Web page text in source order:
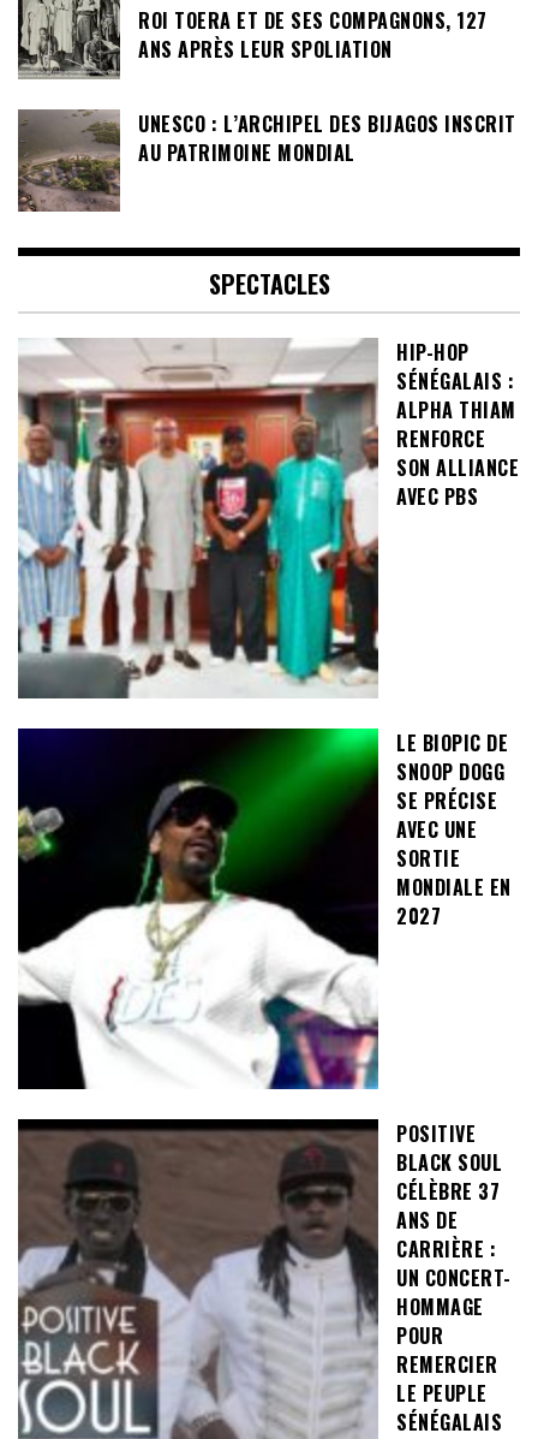
ROI TOERA ET DE SES COMPAGNONS, 127
ANS APRÈS LEUR SPOLIATION
UNESCO : L’ARCHIPEL DES BIJAGOS INSCRIT
AU PATRIMOINE MONDIAL
SPECTACLES
HIP-HOP
SÉNÉGALAIS :
ALPHA THIAM
RENFORCE
SON ALLIANCE
AVEC PBS
LE BIOPIC DE
SNOOP DOGG
SE PRÉCISE
AVEC UNE
SORTIE
MONDIALE EN
2027
POSITIVE
BLACK SOUL
CÉLÈBRE 37
ANS DE
CARRIÈRE :
UN CONCERT-
HOMMAGE
POUR
REMERCIER
LE PEUPLE
SÉNÉGALAIS